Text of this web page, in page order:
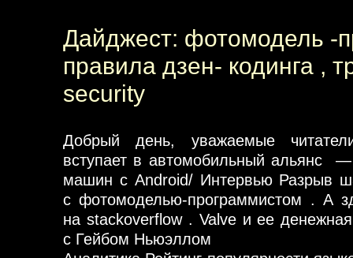
Дайджест: фотомодель -
правила дзен- кодинга ,
security
Добрый день, уважаемые
вступает в автомобильный альянс
машин с Android/ Интервью Разрыв
с фотомоделью-программистом . А
на stackoverflow . Valve и ее
с Гейбом Ньюэллом